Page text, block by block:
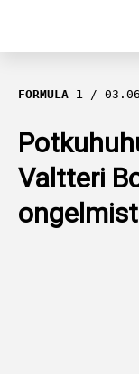
FORMULA 1
RALLI
KALLE
VALTTERI
FORMULA 1
Valtteri